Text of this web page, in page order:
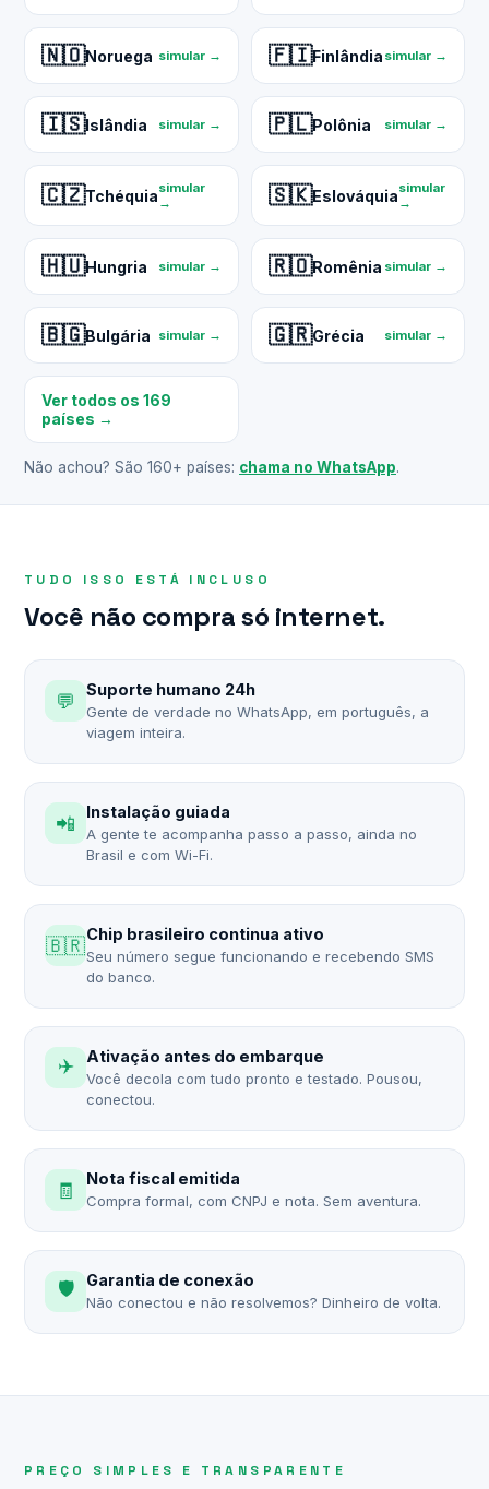
🇳🇴Noruega simular → 🇫🇮Finlândia simular →
🇮🇸Islândia simular → 🇵🇱Polônia simular →
🇨🇿Tchéquiasimular
→
🇸🇰Eslováquiasimular
→
🇭🇺Hungria simular → 🇷🇴Romênia simular →
🇧🇬Bulgária simular → 🇬🇷Grécia simular →
Ver todos os 169
países →
Não achou? São 160+ países: chama no WhatsApp.
TUDO ISSO ESTÁ INCLUSO
Você não compra só internet.
💬 Suporte humano 24h
Gente de verdade no WhatsApp, em português, a
viagem inteira.
📲 Instalação guiada
A gente te acompanha passo a passo, ainda no
Brasil e com Wi-Fi.
🇧🇷Chip brasileiro continua ativo
Seu número segue funcionando e recebendo SMS
do banco.
✈️ Ativação antes do embarque
Você decola com tudo pronto e testado. Pousou,
conectou.
🧾 Nota fiscal emitida
Compra formal, com CNPJ e nota. Sem aventura.
🛡️ Garantia de conexão
Não conectou e não resolvemos? Dinheiro de volta.
PREÇO SIMPLES E TRANSPARENTE